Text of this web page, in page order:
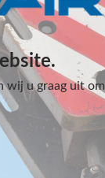
wij u graag uit om